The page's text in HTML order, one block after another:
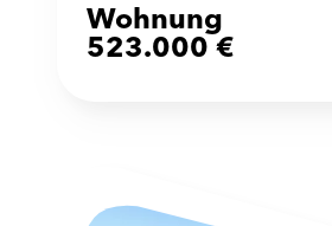
Wohnung
523.000 €